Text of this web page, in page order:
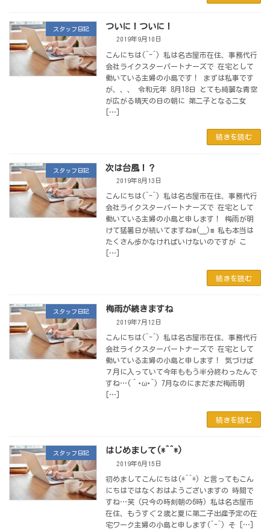
スタッフ日記 ついに！ついに！
2019年9月10日
こんにちは(^-^) 私は名古屋市在住、事務代行
会社ライクスターパートナーズで 在宅として
働いている主婦の小島です！ まずは私事です
が、、、 令和元年 8月18日 とても綺麗な青空
が広がる晴天の日の朝に 第二子となる二女
[…]
続きを読む
スタッフ日記 次は台風！？
2019年8月13日
こんにちは(^-^) 私は名古屋市在住、事務代行
会社ライクスターパートナーズで 在宅として
働いている主婦の小島と申します！ 梅雨が明
けて猛暑日が続いてますねm(__)m 私も本当は
たくさん歩かなければいけないのですが こ
[…]
続きを読む
スタッフ日記 梅雨が続きますね
2019年7月12日
こんにちは(^-^) 私は名古屋市在住、事務代行
会社ライクスターパートナーズで 在宅として
働いている主婦の小島と申します！ 気づけば
７月に入っていて今年ももう半分終わったんで
すね…(´･ω･`) 7月なのにまだまだ梅雨明
[…]
続きを読む
スタッフ日記 はじめまして(*^^*)
2019年6月15日
初めましてこんにちは(*^^*) と言ってもこん
にちはではなくおはようございますの 時間で
すね…笑 (只今の時刻朝の6時) 私は名古屋市
在住、もうすぐ２歳と夏に第二子出産予定の在
宅ワーク主婦の小島と申します(^-^) そ […]